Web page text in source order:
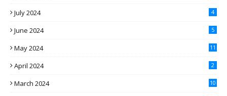
July 2024 4
June 2024 5
May 2024 11
April 2024 2
March 2024 10